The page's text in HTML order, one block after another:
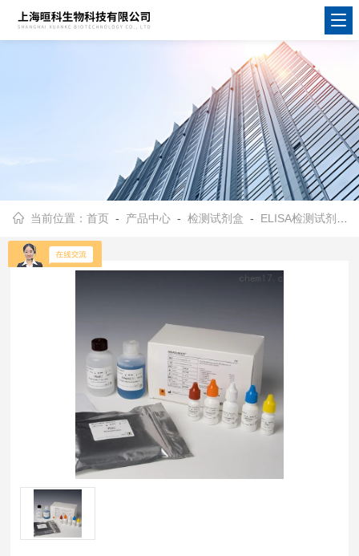
当前位置：首页 - 产品中心 -检测试剂盒 - ELISA检测试剂盒